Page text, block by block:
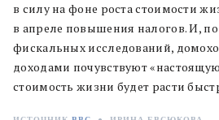
в силу на фоне роста стоимости
в апреле повышения налогов. И,
фискальных исследований,
доходами почувствуют
стоимость жизни будет расти